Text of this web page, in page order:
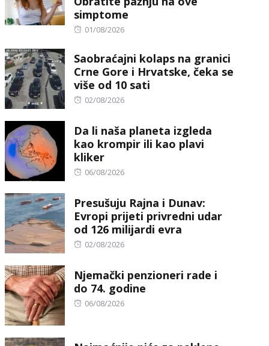
simptome
Posted
01/08/2026
Saobraćajni kolaps na granici
Crne Gore i Hrvatske, čeka se
više od 10 sati
Posted
02/08/2026
Da li naša planeta izgleda
kao krompir ili kao plavi
kliker
Posted
06/08/2026
Presušuju Rajna i Dunav:
Evropi prijeti privredni udar
od 126 milijardi evra
Posted
02/08/2026
Njemački penzioneri rade i
do 74. godine
Posted
06/08/2026